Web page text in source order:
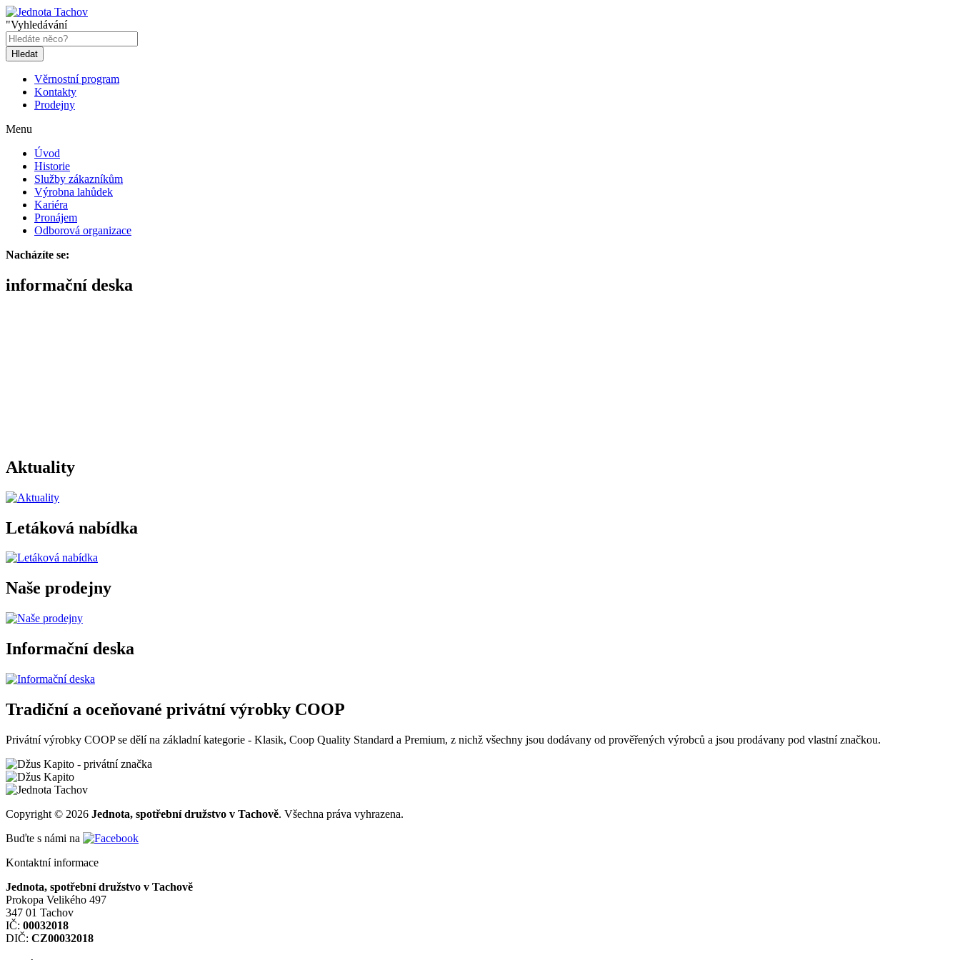
"Vyhledávání
Hledat
Věrnostní program
Kontakty
Prodejny
Menu
Úvod
Historie
Služby zákazníkům
Výrobna lahůdek
Kariéra
Pronájem
Odborová organizace
Nacházíte se:
informační deska
Aktuality
Letáková nabídka
Naše prodejny
Informační deska
Tradiční a oceňované privátní výrobky COOP
Privátní výrobky COOP se dělí na základní kategorie - Klasik, Coop Quality Standard a Premium, z nichž všechny jsou dodávany od prověřených výrobců a jsou prodávany pod vlastní značkou.
Copyright © 2026 Jednota, spotřební družstvo v Tachově. Všechna práva vyhrazena.
Buďte s námi na
Kontaktní informace
Jednota, spotřební družstvo v Tachově
Prokopa Velikého 497
347 01 Tachov
IČ: 00032018
DIČ: CZ00032018